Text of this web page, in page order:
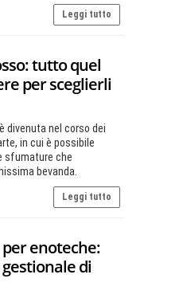
Leggi tutto
tutto quel
per sceglierli
divenuta nel corso dei
in cui è possibile
sfumature che
bevanda.
Leggi tutto
enoteche:
di